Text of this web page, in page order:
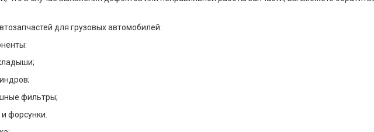
для грузовых автомобилей:
фильтры;
форсунки.